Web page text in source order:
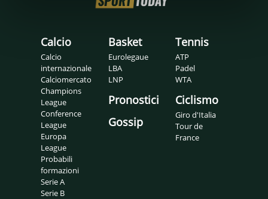
Calcio
Calcio
internazionale
Calciomercato
Champions
League
Conference
League
Europa
League
Probabili
formazioni
Serie A
Serie B
Basket
Eurolegaue
LBA
LNP
Pronostici
Gossip
Tennis
ATP
Padel
WTA
Ciclismo
Giro d'Italia
Tour de
France